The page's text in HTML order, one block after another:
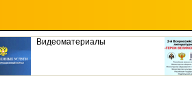
Видеоматериалы